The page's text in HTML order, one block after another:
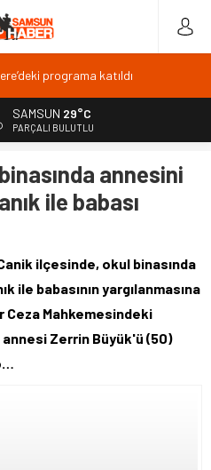
programa katıldı
Açılıyor, Kuzey Çevre Yolu
çarptığı emekli astsubay
hissedilen sıcaklık 40 derece
heyecanı 371 sporcuyla sürüyor
SAMSUN 29°C
PARÇALI BULUTLU
annesini
ile babası
ilçesinde, okul binasında
ile babasının yargılanmasına
Ceza Mahkemesindeki
annesi Zerrin Büyük'ü (50)